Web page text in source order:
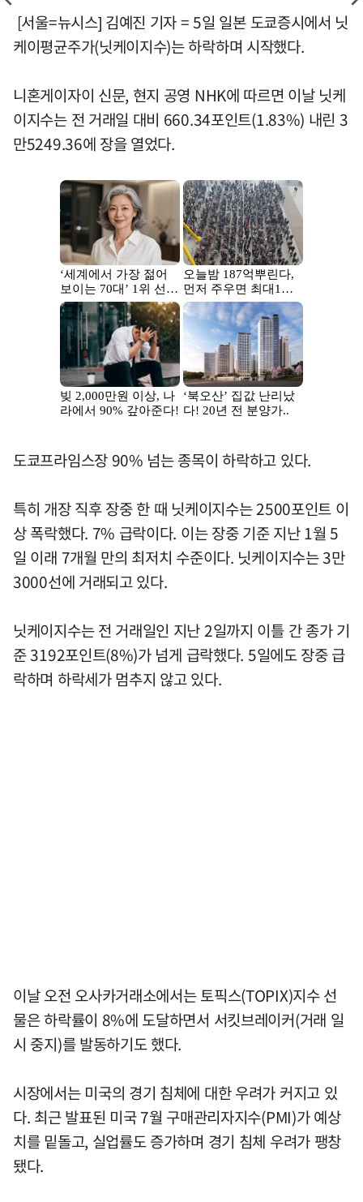
[서울=뉴시스] 김예진 기자 = 5일 일본 도쿄증시에서 닛
케이평균주가(닛케이지수)는 하락하며 시작했다.
니혼게이자이 신문, 현지 공영 NHK에 따르면 이날 닛케
이지수는 전 거래일 대비 660.34포인트(1.83%) 내린 3
만5249.36에 장을 열었다.
도쿄프라임스장 90% 넘는 종목이 하락하고 있다.
특히 개장 직후 장중 한 때 닛케이지수는 2500포인트 이
상 폭락했다. 7% 급락이다. 이는 장중 기준 지난 1월 5
일 이래 7개월 만의 최저치 수준이다. 닛케이지수는 3만
3000선에 거래되고 있다.
닛케이지수는 전 거래일인 지난 2일까지 이틀 간 종가 기
준 3192포인트(8%)가 넘게 급락했다. 5일에도 장중 급
락하며 하락세가 멈추지 않고 있다.
이날 오전 오사카거래소에서는 토픽스(TOPIX)지수 선
물은 하락률이 8%에 도달하면서 서킷브레이커(거래 일
시 중지)를 발동하기도 했다.
시장에서는 미국의 경기 침체에 대한 우려가 커지고 있
다. 최근 발표된 미국 7월 구매관리자지수(PMI)가 예상
치를 밑돌고, 실업률도 증가하며 경기 침체 우려가 팽창
됐다.